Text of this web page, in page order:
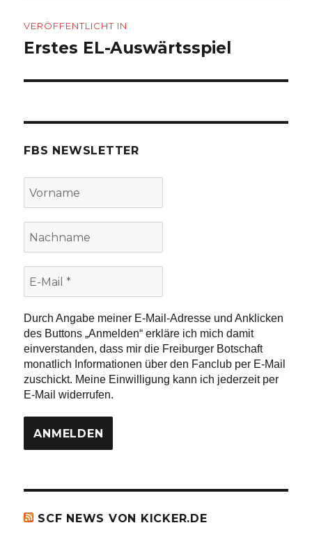
VERÖFFENTLICHT IN
Erstes EL-Auswärtsspiel
FBS NEWSLETTER
Mail
Durch Angabe meiner E-Mail-Adresse und Anklicken
des Buttons „Anmelden“ erkläre ich mich damit
einverstanden, dass mir die Freiburger Botschaft
monatlich Informationen über den Fanclub per E-Mail
zuschickt. Meine Einwilligung kann ich jederzeit per
E-Mail widerrufen.
SCF NEWS VON KICKER.DE